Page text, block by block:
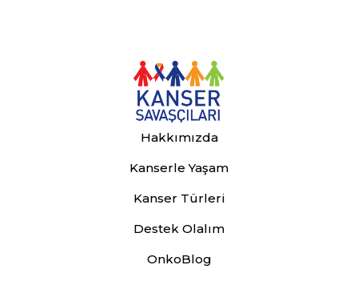
Hakkımızda
Kanserle Yaşam
Kanser Türleri
Destek Olalım
OnkoBlog